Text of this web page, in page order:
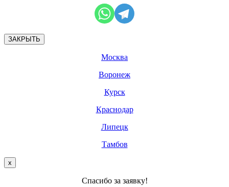
ЗАКРЫТЬ
Москва
Воронеж
Курск
Краснодар
Липецк
Тамбов
х
Спасибо за заявку!